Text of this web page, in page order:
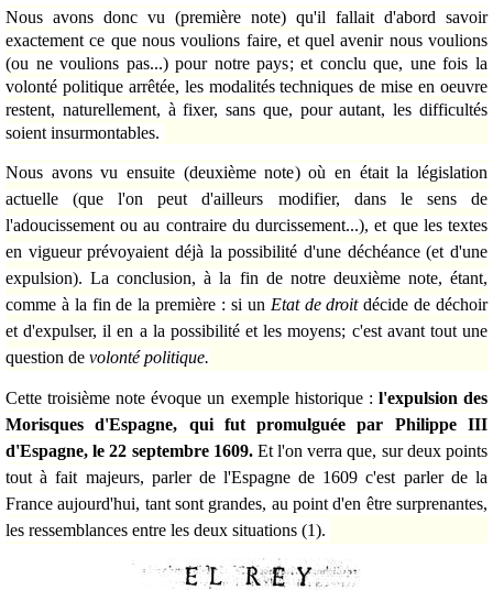
Nous avons donc vu (première note) qu'il fallait d'abord savoir
exactement ce que nous voulions faire, et quel avenir nous voulions
(ou ne voulions pas...) pour notre pays; et conclu que, une fois la
volonté politique arrêtée, les modalités techniques de mise en oeuvre
restent, naturellement, à fixer, sans que, pour autant, les difficultés
soient insurmontables.
Nous avons vu ensuite (deuxième note) où en était la législation
actuelle (que l'on peut d'ailleurs modifier, dans le sens de
l'adoucissement ou au contraire du durcissement...), et que les textes
en vigueur prévoyaient déjà la possibilité d'une déchéance (et d'une
expulsion). La conclusion, à la fin de notre deuxième note, étant,
comme à la fin de la première : si un Etat de droitdécide de déchoir
et d'expulser, il en a la possibilité et les moyens; c'est avant tout une
question de volonté politique.
Cette troisième note évoque un exemple historique : l'expulsion des
Morisques d'Espagne, qui fut promulguée par Philippe III
d'Espagne, le 22 septembre 1609.Et l'on verra que, sur deux points
tout à fait majeurs, parler de l'Espagne de 1609 c'est parler de la
France aujourd'hui, tant sont grandes, au point d'en être surprenantes,
les ressemblances entre les deux situations (1).